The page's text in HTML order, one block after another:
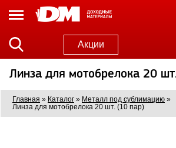
Акции
Линза для мотобрелока 20
Главная » Каталог » Металл под сублимацию »
Линза для мотобрелока 20 шт. (10 пар)